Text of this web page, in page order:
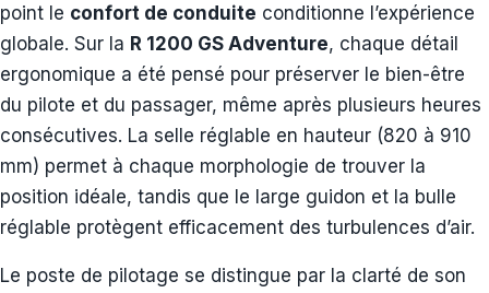
point le confort de conduite conditionne l’expérience
globale. Sur la R 1200 GS Adventure, chaque détail
ergonomique a été pensé pour préserver le bien-être
du pilote et du passager, même après plusieurs heures
consécutives. La selle réglable en hauteur (820 à 910
mm) permet à chaque morphologie de trouver la
position idéale, tandis que le large guidon et la bulle
réglable protègent efficacement des turbulences d’air.
Le poste de pilotage se distingue par la clarté de son